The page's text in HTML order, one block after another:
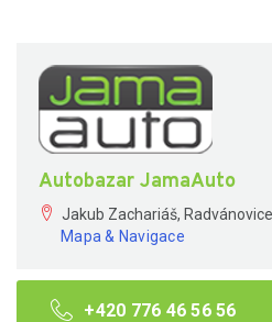
Autobazar JamaAuto
Jakub Zachariáš,
Mapa & Navigace
+420 776 46 56 56